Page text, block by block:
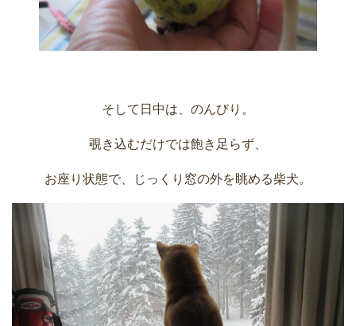
そして日中は、のんびり。
覗き込むだけでは飽き足らず、
お座り状態で、じっくり窓の外を眺める柴犬。